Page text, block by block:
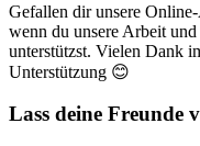
Gefallen dir unsere
wenn du unsere Arbeit
unterstützst. Vielen Dank
Unterstützung 😊
Lass deine Freunde